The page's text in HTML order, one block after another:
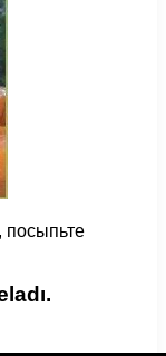
посыпьте